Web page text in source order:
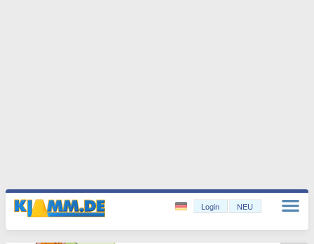
Login NEU